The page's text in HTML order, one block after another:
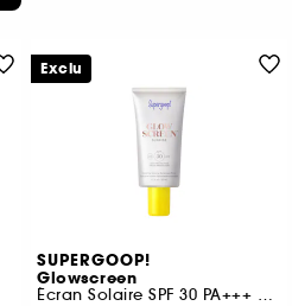
SUPERGOOP!
Glowscreen
Écran Solaire SPF 30 PA+++ avec Acide Hyaluronique + Niacinamide
Exclu